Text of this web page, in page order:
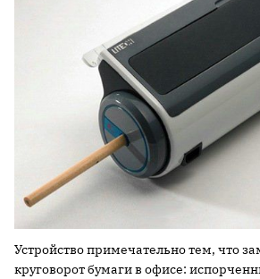
Устройство примечательно тем, что
круговорот бумаги в офисе: